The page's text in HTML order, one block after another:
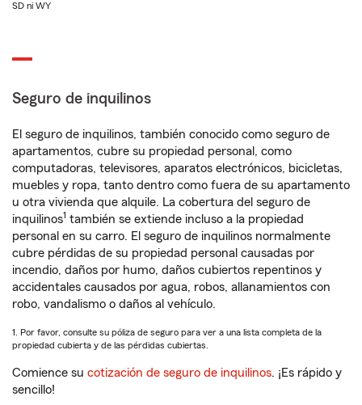
SD ni WY
Seguro de inquilinos
El seguro de inquilinos, también conocido como seguro de
apartamentos, cubre su propiedad personal, como
computadoras, televisores, aparatos electrónicos, bicicletas,
muebles y ropa, tanto dentro como fuera de su apartamento
u otra vivienda que alquile. La cobertura del seguro de
inquilinos1 también se extiende incluso a la propiedad
personal en su carro. El seguro de inquilinos normalmente
cubre pérdidas de su propiedad personal causadas por
incendio, daños por humo, daños cubiertos repentinos y
accidentales causados por agua, robos, allanamientos con
robo, vandalismo o daños al vehículo.
1. Por favor, consulte su póliza de seguro para ver a una lista completa de la
propiedad cubierta y de las pérdidas cubiertas.
Comience su cotización de seguro de inquilinos. ¡Es rápido y
sencillo!